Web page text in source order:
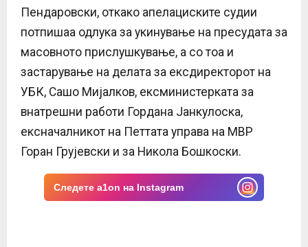
Пендаровски, откако апелациските судии
потпишаа одлука за укинување на пресудата за
масовното прислушкување, а со тоа и
застарување на делата за ексдиректорот на
УБК, Сашо Мијалков, ексминистерката за
внатрешни работи Гордана Јанкулоска,
ексначалникот на Петтата управа на МВР
Горан Грујевски и за Никола Бошкоски.
Следете a1on на Instagram